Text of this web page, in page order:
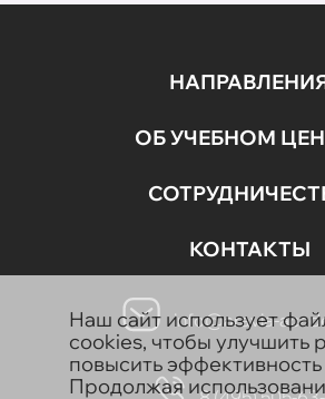
ОБ УЧЕБНОМ
КОНТАКТЫ
info@aravia-
Наш сайт использует
cookies, чтобы улучшить
повысить эффективность
Продолжая